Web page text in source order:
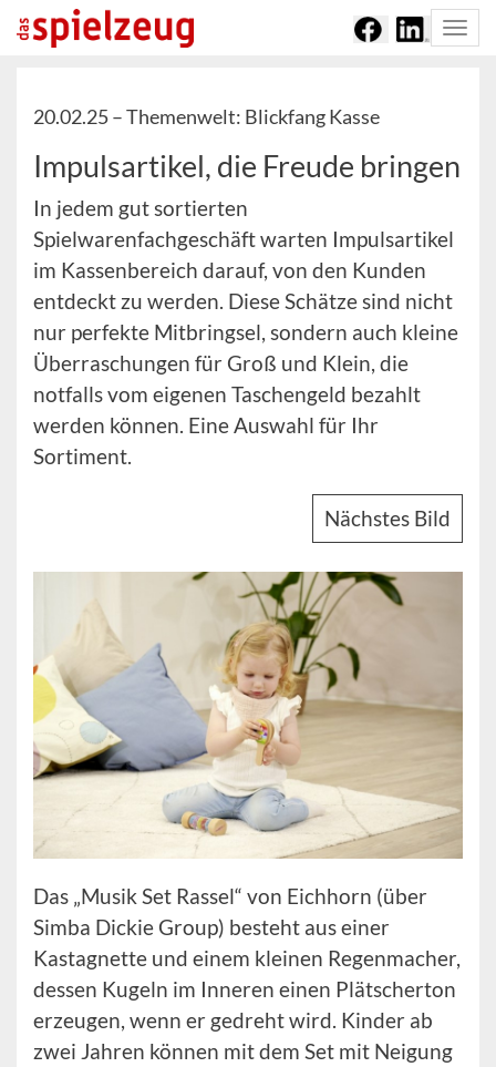
20.02.25 –Themenwelt: Blickfang Kasse
Impulsartikel, die Freude bringen
In jedem gut sortierten
Spielwarenfachgeschäft warten Impulsartikel
im Kassenbereich darauf, von den Kunden
entdeckt zu werden. Diese Schätze sind nicht
nur perfekte Mitbringsel, sondern auch kleine
Überraschungen für Groß und Klein, die
notfalls vom eigenen Taschengeld bezahlt
werden können. Eine Auswahl für Ihr
Sortiment.
Nächstes Bild
Das „Musik Set Rassel“ von Eichhorn (über
Simba Dickie Group) besteht aus einer
Kastagnette und einem kleinen Regenmacher,
dessen Kugeln im Inneren einen Plätscherton
erzeugen, wenn er gedreht wird. Kinder ab
zwei Jahren können mit dem Set mit Neigung